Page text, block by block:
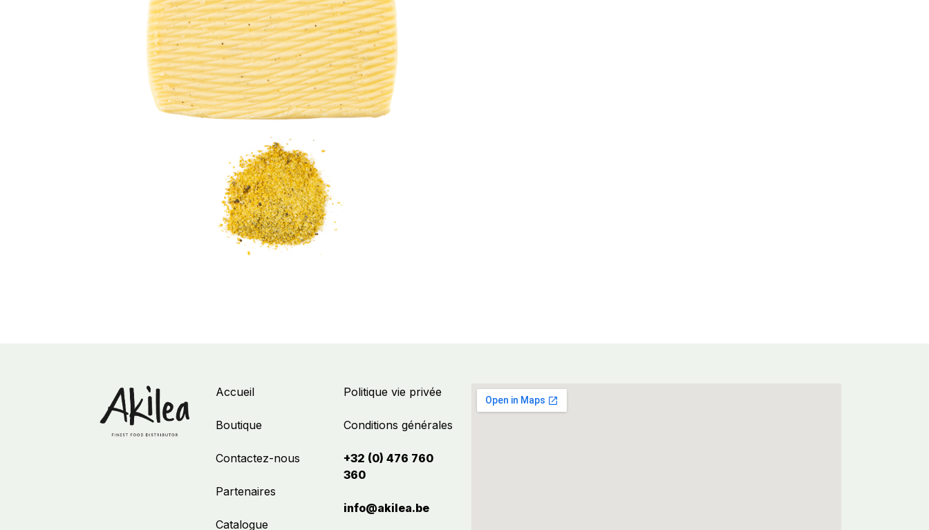
Politique vie privée
Conditions générales
+32 (0) 476 760
360
info@akilea.be​
Accueil
Boutique
Contactez-nous
Partenaires
Catalogue